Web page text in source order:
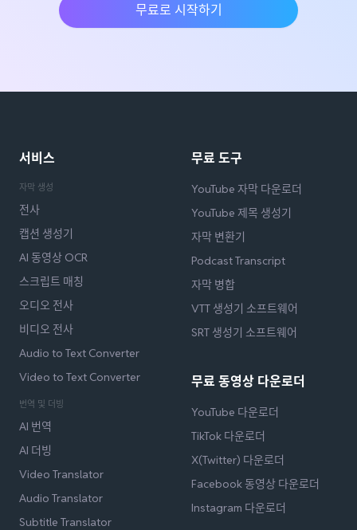
무료로 시작하기
서비스
자막 생성
전사
캡션 생성기
AI 동영상 OCR
스크립트 매칭
오디오 전사
비디오 전사
Audio to Text Converter
Video to Text Converter
번역 및 더빙
AI 번역
AI 더빙
Video Translator
Audio Translator
Subtitle Translator
무료 도구
YouTube 자막 다운로더
YouTube 제목 생성기
자막 변환기
Podcast Transcript
자막 병합
VTT 생성기 소프트웨어
SRT 생성기 소프트웨어
무료 동영상 다운로더
YouTube 다운로더
TikTok 다운로더
X(Twitter) 다운로더
Facebook 동영상 다운로더
Instagram 다운로더